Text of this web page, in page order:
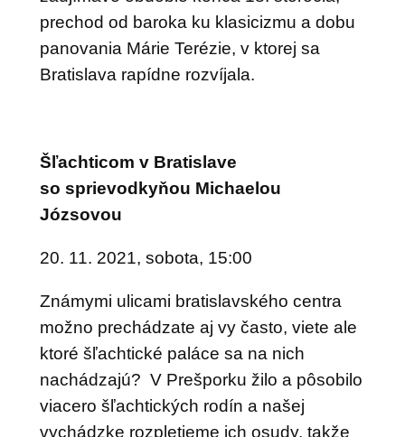
prechod od baroka ku klasicizmu a dobu
panovania Márie Terézie, v ktorej sa
Bratislava rapídne rozvíjala.
Šľachticom v Bratislave
so sprievodkyňou Michaelou
Józsovou
20. 11. 2021, sobota, 15:00
Známymi ulicami bratislavského centra
možno prechádzate aj vy často, viete ale
ktoré šľachtické paláce sa na nich
nachádzajú? V Prešporku žilo a pôsobilo
viacero šľachtických rodín a našej
vychádzke rozpletieme ich osudy, takže